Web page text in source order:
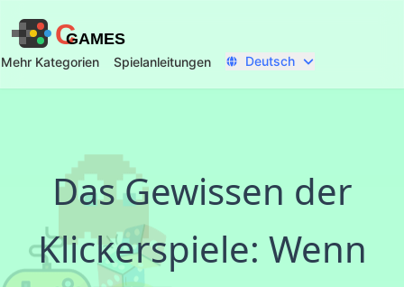
CGAMES
Mehr Kategorien Spielanleitungen Deutsch
Das Gewissen der
Klickerspiele: Wenn